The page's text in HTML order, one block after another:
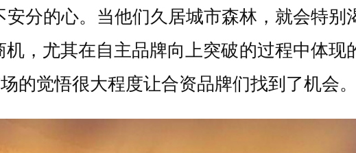
分的心。当他们久居城市森林，就会特
，尤其在自主品牌向上突破的过程中体
的觉悟很大程度让合资品牌们找到了机会。